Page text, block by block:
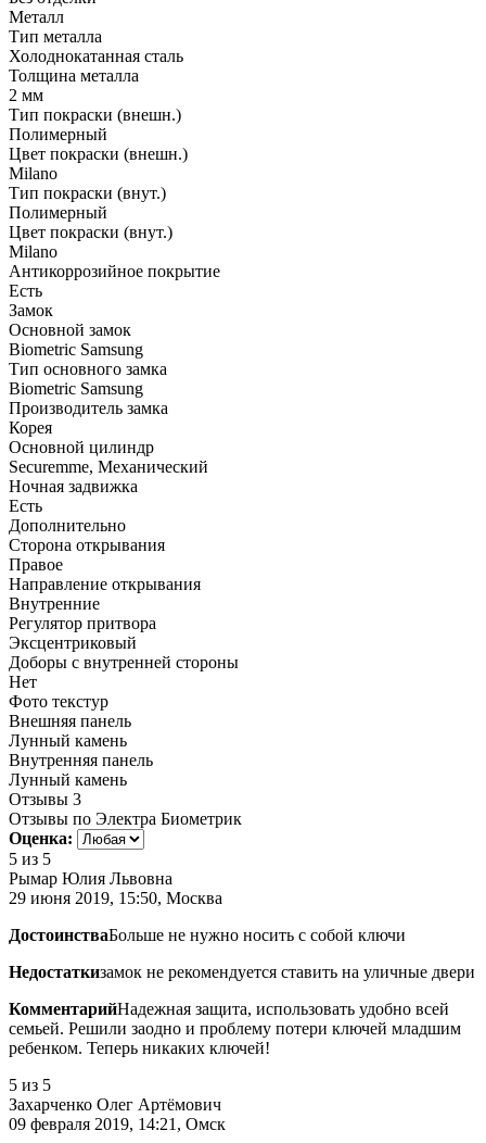
Металл
Тип металла
Холоднокатанная сталь
Толщина металла
2 мм
Тип покраски (внешн.)
Полимерный
Цвет покраски (внешн.)
Milano
Тип покраски (внут.)
Полимерный
Цвет покраски (внут.)
Milano
Антикоррозийное покрытие
Есть
Замок
Основной замок
Biometric Samsung
Тип основного замка
Biometric Samsung
Производитель замка
Корея
Основной цилиндр
Securemme, Механический
Ночная задвижка
Есть
Дополнительно
Сторона открывания
Правое
Направление открывания
Внутренние
Регулятор притвора
Эксцентриковый
Доборы с внутренней стороны
Нет
Фото текстур
Внешняя панель
Лунный камень
Внутренняя панель
Лунный камень
Отзывы 3
Отзывы по Электра Биометрик
Оценка:
5 из 5
Рымар Юлия Львовна
29 июня 2019, 15:50, Москва
ДостоинстваБольше не нужно носить с собой ключи
Недостаткизамок не рекомендуется ставить на уличные двери
КомментарийНадежная защита, использовать удобно всей
семьей. Решили заодно и проблему потери ключей младшим
ребенком. Теперь никаких ключей!
5 из 5
Захарченко Олег Артёмович
09 февраля 2019, 14:21, Омск